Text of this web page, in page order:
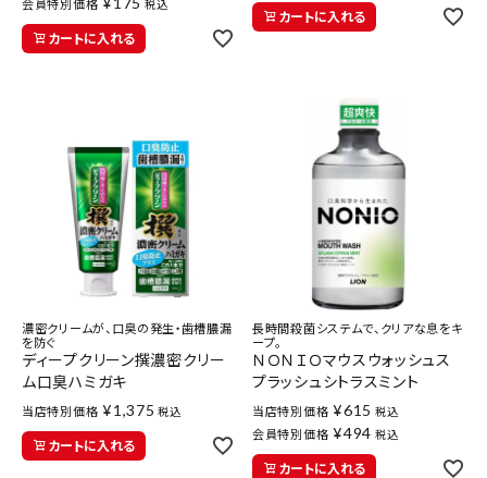
会員特別価格 税込
カートに入れる
カートに入れる
濃密クリームが、口臭の発生・歯槽膿漏
を防ぐ
ディープクリーン撰濃密クリー
ム口臭ハミガキ
当店特別価格 ¥1,375 税込
カートに入れる
長時間殺菌システムで、クリアな息をキ
ープ。
ＮＯＮＩＯマウスウォッシュス
プラッシュシトラスミント
当店特別価格 ¥615 税込
会員特別価格 ¥494 税込
カートに入れる